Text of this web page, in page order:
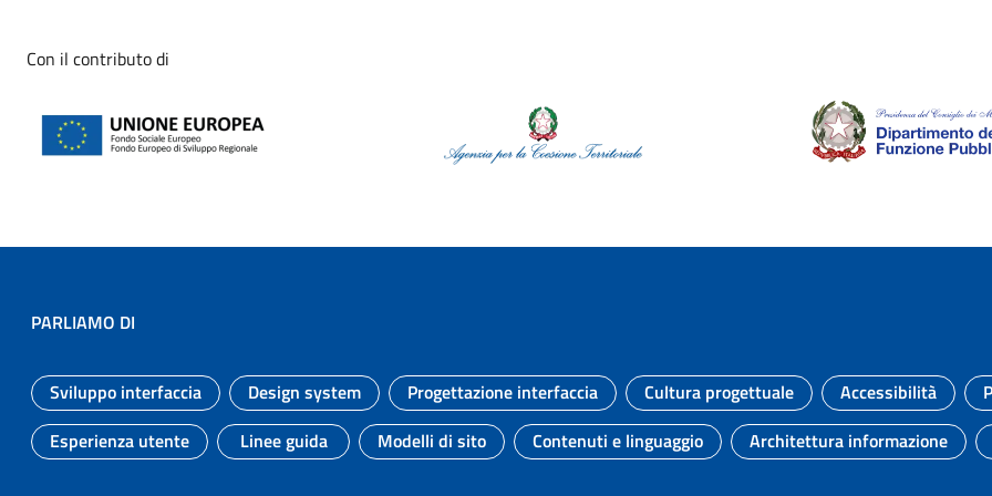
Con il contributo di
PARLIAMO DI
Argomento:
Sviluppo interfaccia
Argomento:
Design system
Argomento:
Progettazione interfaccia
Argomento:
Cultura progettuale
Argomento:
Accessibilità
Argomento:
Esperienza utente
Argomento:
Linee guida
Argomento:
Modelli di sito
Argomento:
Contenuti e linguaggio
Argomento:
Architettura informazione